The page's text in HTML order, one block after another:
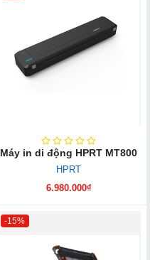
Máy in di động HPRT MT800
HPRT
6.980.000₫
-15%